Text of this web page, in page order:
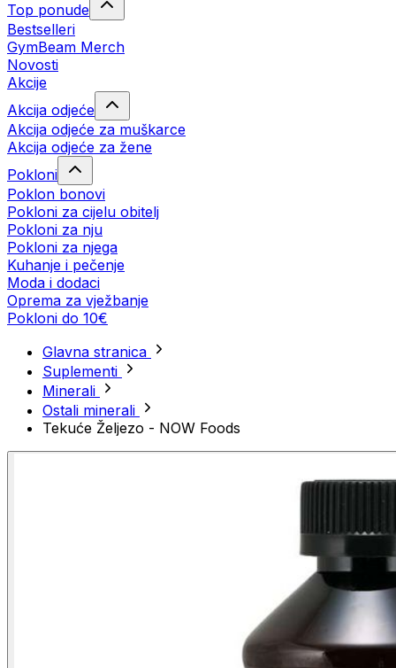
Top ponude
Bestselleri
GymBeam Merch
Novosti
Akcije
Akcija odjeće
Akcija odjeće za muškarce
Akcija odjeće za žene
Pokloni
Poklon bonovi
Pokloni za cijelu obitelj
Pokloni za nju
Pokloni za njega
Kuhanje i pečenje
Moda i dodaci
Oprema za vježbanje
Pokloni do 10€
Glavna stranica
Suplementi
Minerali
Ostali minerali
Tekuće Željezo - NOW Foods